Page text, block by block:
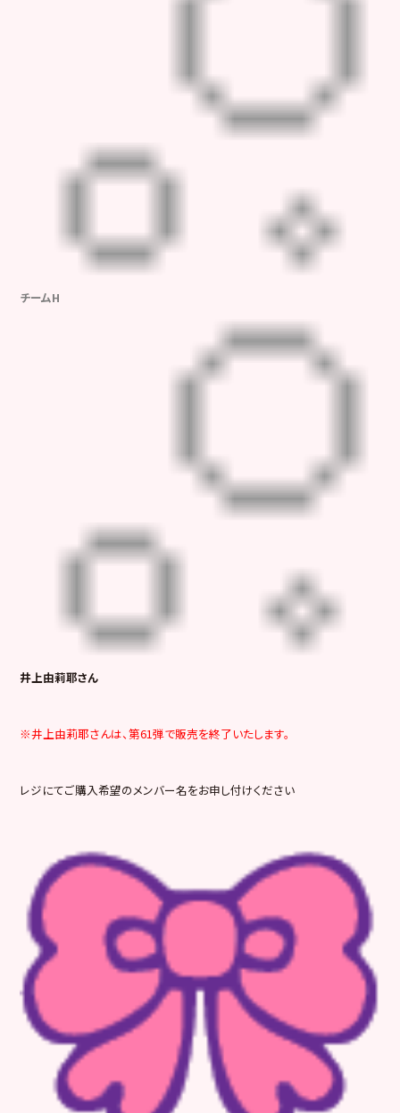
チームH
井上由莉耶さん
※井上由莉耶さんは、第61弾で販売を終了いたします。
レジにてご購入希望のメンバー名をお申し付けください